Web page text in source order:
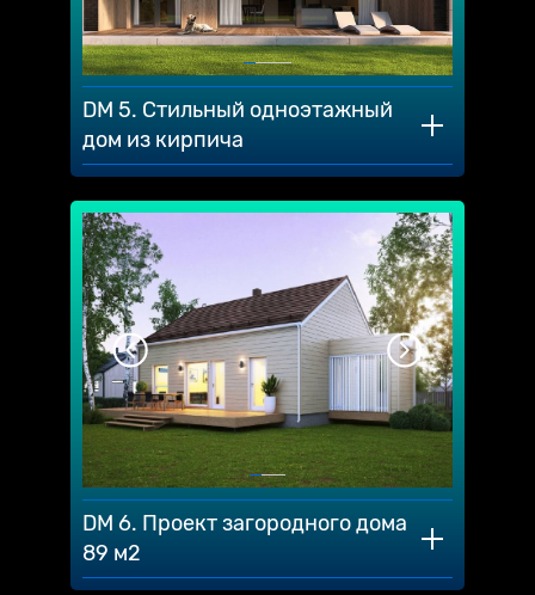
DM 5. Стильный одноэтажный
дом из кирпича
DM 6. Проект загородного дома
89 м2